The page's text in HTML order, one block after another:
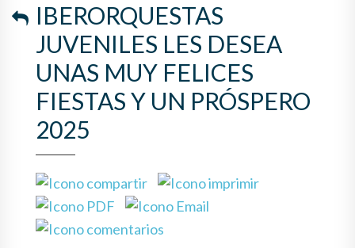
IBERORQUESTAS
JUVENILES LES DESEA
UNAS MUY FELICES
FIESTAS Y UN PRÓSPERO
2025